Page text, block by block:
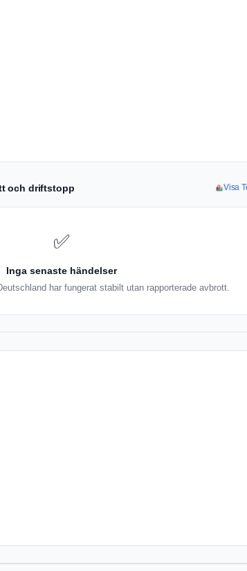
och driftstopp Visa
✅
Inga senaste händelser
har fungerat stabilt utan rapporterade avbrott.